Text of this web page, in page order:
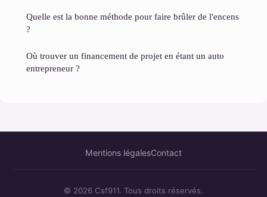
Quelle est la bonne méthode pour faire brûler de l'encens
?
Où trouver un financement de projet en étant un auto
entrepreneur ?
Mentions légalesContact
© 2026 Csf911. Tous droits réservés.